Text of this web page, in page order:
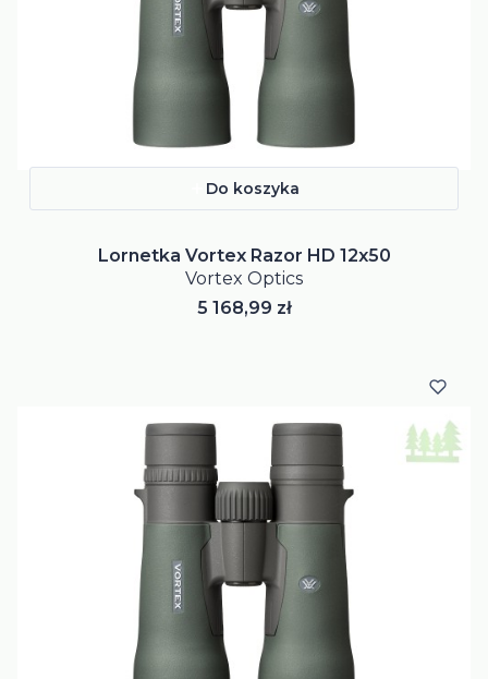
Do koszyka
Lornetka Vortex Razor HD 12x50
Vortex Optics
Cena
5 168,99 zł